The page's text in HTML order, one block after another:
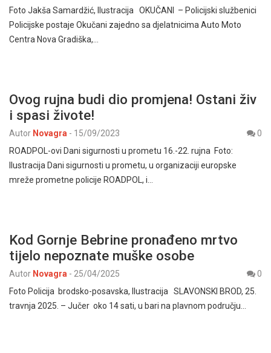
Foto Jakša Samardžić, Ilustracija OKUČANI – Policijski službenici
Policijske postaje Okučani zajedno sa djelatnicima Auto Moto
Centra Nova Gradiška,…
Ovog rujna budi dio promjena! Ostani živ
i spasi živote!
Autor Novagra - 15/09/2023
0
ROADPOL-ovi Dani sigurnosti u prometu 16.-22. rujna Foto:
Ilustracija Dani sigurnosti u prometu, u organizaciji europske
mreže prometne policije ROADPOL, i…
Kod Gornje Bebrine pronađeno mrtvo
tijelo nepoznate muške osobe
Autor Novagra - 25/04/2025
0
Foto Policija brodsko-posavska, Ilustracija SLAVONSKI BROD, 25.
travnja 2025. – Jučer oko 14 sati, u bari na plavnom području…